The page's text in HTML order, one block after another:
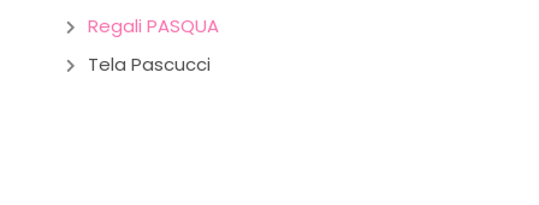
Regali PASQUA
Tela Pascucci